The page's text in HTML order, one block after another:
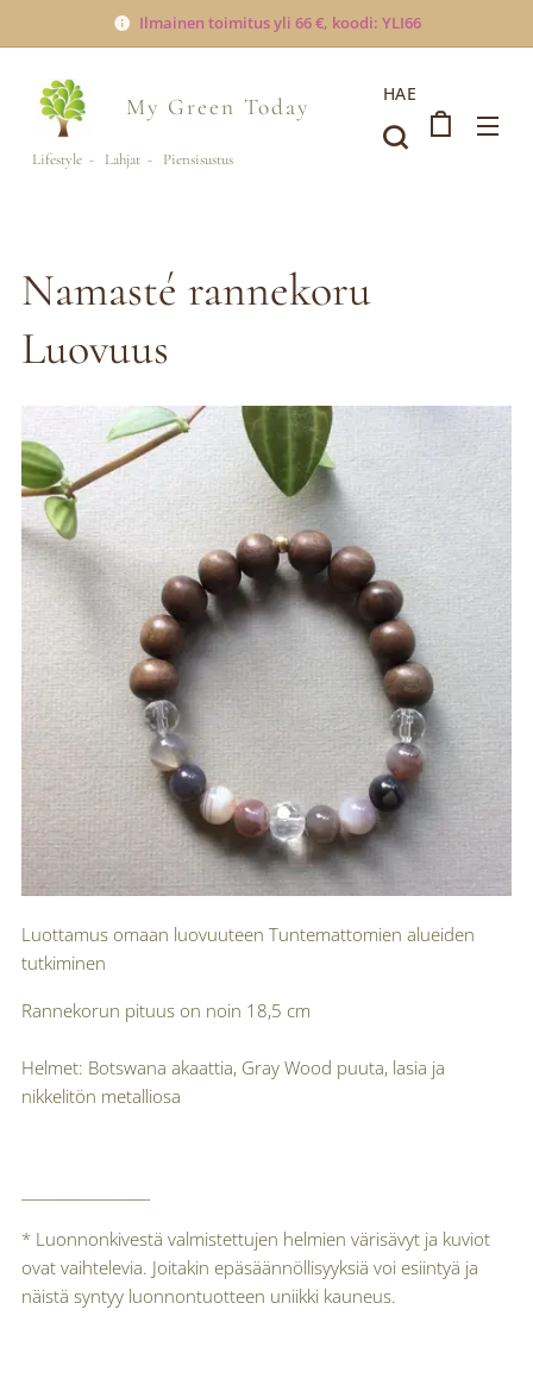
Ilmainen toimitus yli 66 €, koodi: YLI66
My Green Today
Lifestyle - Lahjat - Piensisustus
HAE
Namasté rannekoru
Luovuus
Luottamus omaan luovuuteen Tuntemattomien alueiden
tutkiminen
Rannekorun pituus on noin 18,5 cm
Helmet: Botswana akaattia, Gray Wood puuta, lasia ja
nikkelitön metalliosa
* Luonnonkivestä valmistettujen helmien värisävyt ja kuviot
ovat vaihtelevia. Joitakin epäsäännöllisyyksiä voi esiintyä ja
näistä syntyy luonnontuotteen uniikki kauneus.